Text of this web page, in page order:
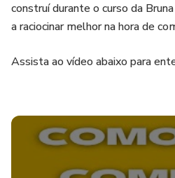
construí durante o curso da
a raciocinar melhor na hora de
Assista ao vídeo abaixo para